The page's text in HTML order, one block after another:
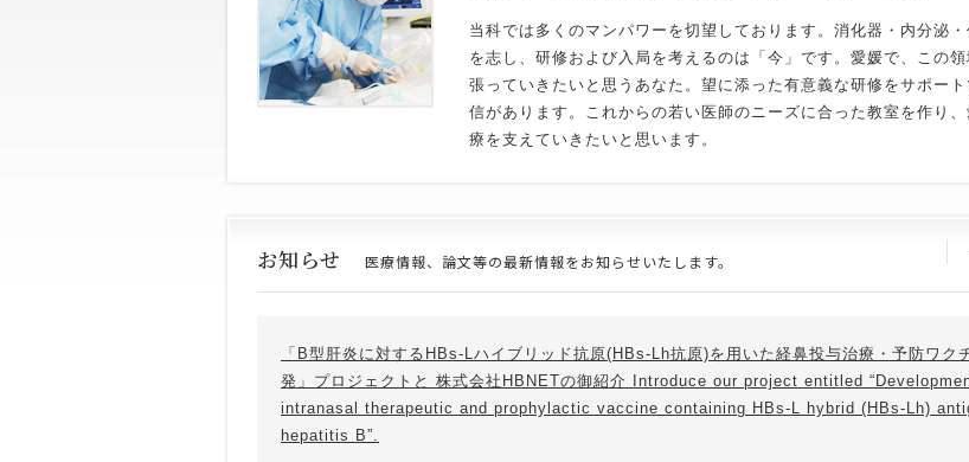
当科では多くのマンパワーを切望しております。消化器・内分泌
を志し、研修および入局を考えるのは「今」です。愛媛で、この
張っていきたいと思うあなた。望に添った有意義な研修をサポート
信があります。これからの若い医師のニーズに合った教室を作り
療を支えていきたいと思います。
お知らせ 医療情報、論文等の最新情報をお知らせいたします。
「B型肝炎に対するHBs-Lハイブリッド抗原(HBs-Lh抗原)を用いた経鼻投与治療・予防ワク
発」プロジェクトと 株式会社HBNETの御紹介 Introduce our project entitled
intranasal therapeutic and prophylactic vaccine containing HBs-L hybrid (HBs-Lh)
hepatitis B”.